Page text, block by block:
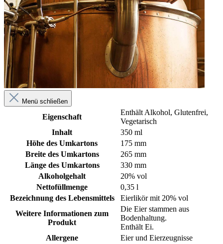
Menü schließen
Eigenschaft
Enthält Alkohol, Glutenfrei,
Vegetarisch
Inhalt
350 ml
Höhe des Umkartons
175 mm
Breite des Umkartons
265 mm
Länge des Umkartons
330 mm
Alkoholgehalt
20% vol
Nettofüllmenge
0,35 l
Bezeichnung des Lebensmittels
Eierlikör mit 20% vol
Weitere Informationen zum
Produkt
Die Eier stammen aus
Bodenhaltung.
Enthält Ei.
Allergene
Eier und Eierzeugnisse